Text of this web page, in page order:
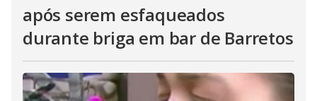
após serem esfaqueados
durante briga em bar de Barretos